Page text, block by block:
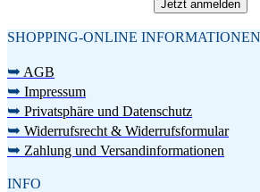
SHOPPING-ONLINE INFORMATIONEN
➥ AGB
➥ Impressum
➥ Privatsphäre und Datenschutz
➥ Widerrufsrecht & Widerrufsformular
➥ Zahlung und Versandinformationen
INFO